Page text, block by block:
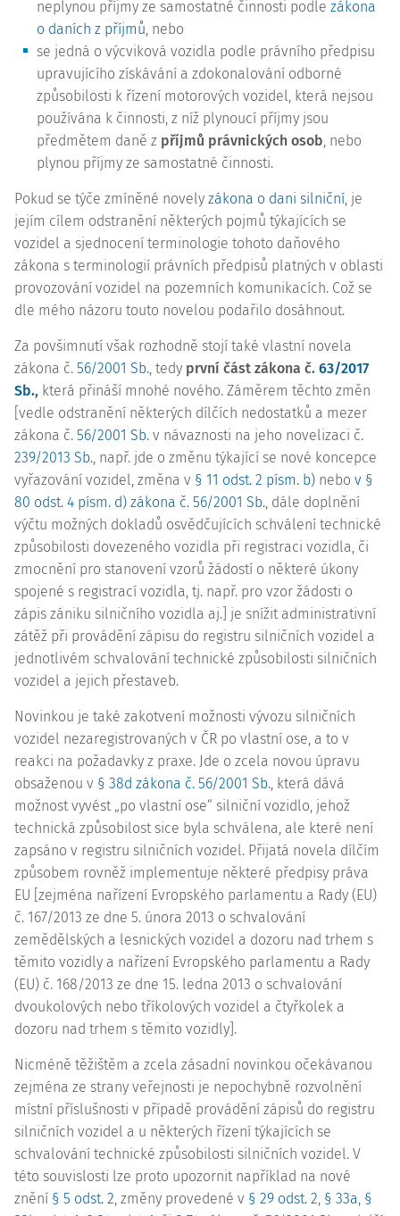
neplynou příjmy ze samostatné činnosti podle zákona
o daních z příjmů, nebo
se jedná o výcviková vozidla podle právního předpisu
upravujícího získávání a zdokonalování odborné
způsobilosti k řízení motorových vozidel, která nejsou
používána k činnosti, z níž plynoucí příjmy jsou
předmětem daně z příjmů právnických osob, nebo
plynou příjmy ze samostatné činnosti.
Pokud se týče zmíněné novely zákona o dani silniční, je
jejím cílem odstranění některých pojmů týkajících se
vozidel a sjednocení terminologie tohoto daňového
zákona s terminologií právních předpisů platných v oblasti
provozování vozidel na pozemních komunikacích. Což se
dle mého názoru touto novelou podařilo dosáhnout.
Za povšimnutí však rozhodně stojí také vlastní novela
zákona č. 56/2001 Sb., tedy první část zákona č. 63/2017
Sb., která přináší mnohé nového. Záměrem těchto změn
[vedle odstranění některých dílčích nedostatků a mezer
zákona č. 56/2001 Sb. v návaznosti na jeho novelizaci č.
239/2013 Sb., např. jde o změnu týkající se nové koncepce
vyřazování vozidel, změna v § 11 odst. 2 písm. b) nebo v §
80 odst. 4 písm. d) zákona č. 56/2001 Sb., dále doplnění
výčtu možných dokladů osvědčujících schválení technické
způsobilosti dovezeného vozidla při registraci vozidla, či
zmocnění pro stanovení vzorů žádostí o některé úkony
spojené s registrací vozidla, tj. např. pro vzor žádosti o
zápis zániku silničního vozidla aj.] je snížit administrativní
zátěž při provádění zápisu do registru silničních vozidel a
jednotlivém schvalování technické způsobilosti silničních
vozidel a jejich přestaveb.
Novinkou je také zakotvení možnosti vývozu silničních
vozidel nezaregistrovaných v ČR po vlastní ose, a to v
reakci na požadavky z praxe. Jde o zcela novou úpravu
obsaženou v § 38d zákona č. 56/2001 Sb., která dává
možnost vyvést „po vlastní ose“ silniční vozidlo, jehož
technická způsobilost sice byla schválena, ale které není
zapsáno v registru silničních vozidel. Přijatá novela dílčím
způsobem rovněž implementuje některé předpisy práva
EU [zejména nařízení Evropského parlamentu a Rady (EU)
č. 167/2013 ze dne 5. února 2013 o schvalování
zemědělských a lesnických vozidel a dozoru nad trhem s
těmito vozidly a nařízení Evropského parlamentu a Rady
(EU) č. 168/2013 ze dne 15. ledna 2013 o schvalování
dvoukolových nebo tříkolových vozidel a čtyřkolek a
dozoru nad trhem s těmito vozidly].
Nicméně těžištěm a zcela zásadní novinkou očekávanou
zejména ze strany veřejnosti je nepochybně rozvolnění
místní příslušnosti v případě provádění zápisů do registru
silničních vozidel a u některých řízení týkajících se
schvalování technické způsobilosti silničních vozidel. V
této souvislosti lze proto upozornit například na nové
znění § 5 odst. 2, změny provedené v § 29 odst. 2, § 33a, §